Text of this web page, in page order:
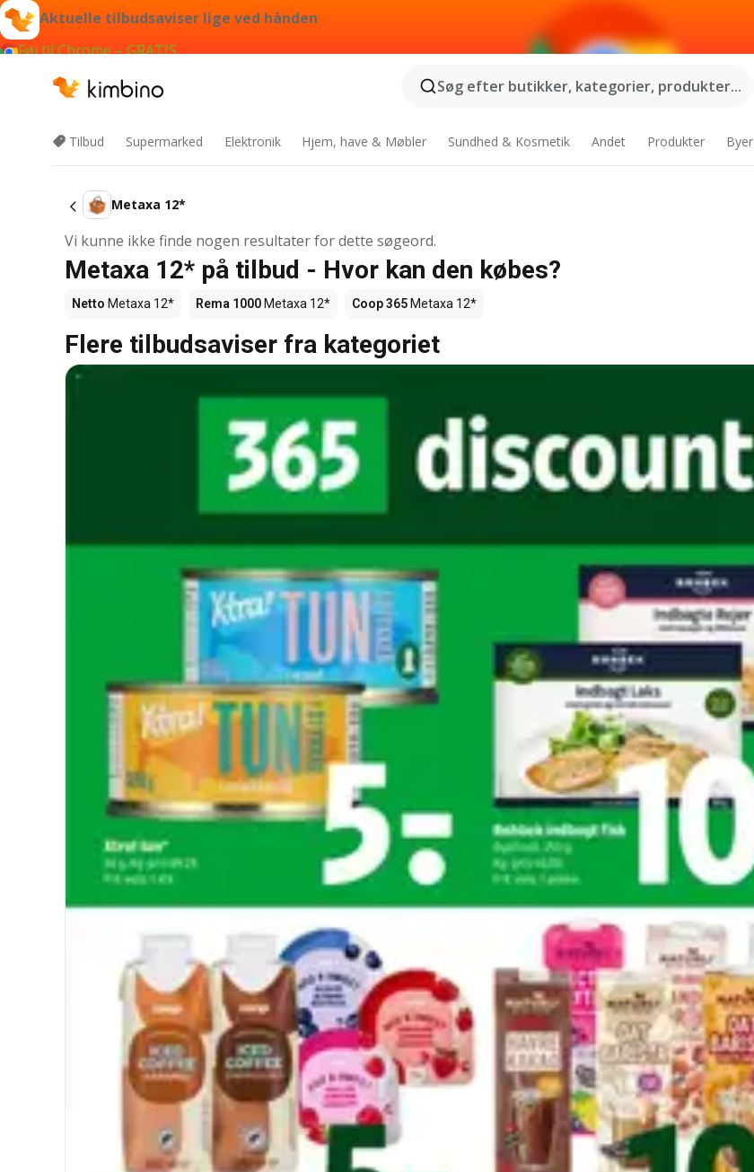
Aktuelle tilbudsaviser lige ved hånden
Føj til Chrome – GRATIS
Søg efter butikker, kategorier, produkter...
Tilbud Supermarked Elektronik Hjem, have & Møbler Sundhed & Kosmetik Andet Produkter Byer
Metaxa 12*
Vi kunne ikke finde nogen resultater for dette søgeord.
Metaxa 12* på tilbud - Hvor kan den købes?
Netto Metaxa 12* Rema 1000 Metaxa 12* Coop 365 Metaxa 12*
Flere tilbudsaviser fra kategoriet